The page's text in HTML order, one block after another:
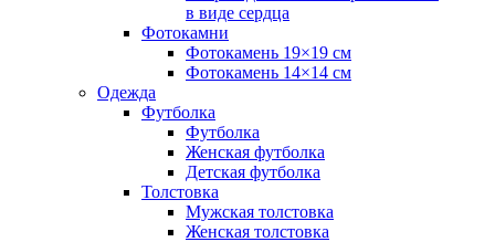
в виде сердца
Фотокамни
Фотокамень 19×19 см
Фотокамень 14×14 см
Одежда
Футболка
Футболка
Женская футболка
Детская футболка
Толстовка
Мужская толстовка
Женская толстовка